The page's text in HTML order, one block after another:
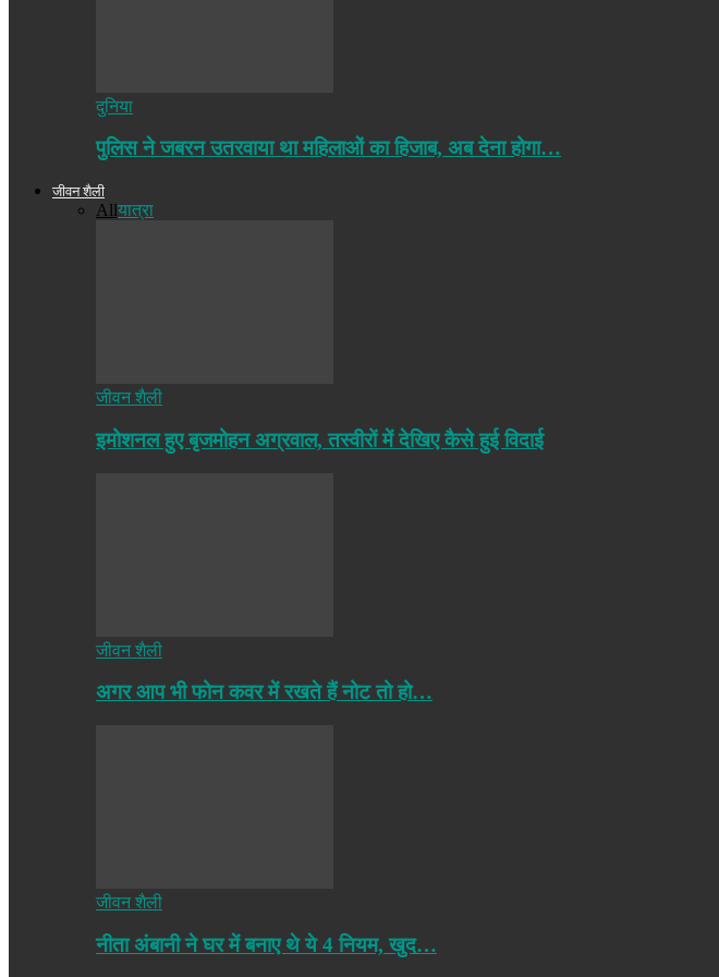
दुनिया
पुलिस ने जबरन उतरवाया था महिलाओं का हिजाब, अब देना होगा…
जीवन शैली
Allयात्रा
जीवन शैली
इमोशनल हुए बृजमोहन अग्रवाल, तस्वीरों में देखिए कैसे हुई विदाई
जीवन शैली
अगर आप भी फोन कवर में रखते हैं नोट तो हो…
जीवन शैली
नीता अंबानी ने घर में बनाए थे ये 4 नियम, खुद…